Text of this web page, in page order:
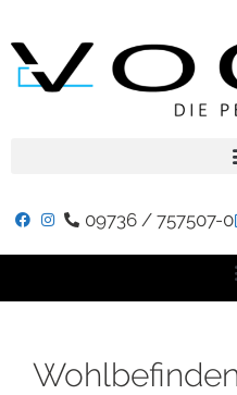
09736 / 757507-0